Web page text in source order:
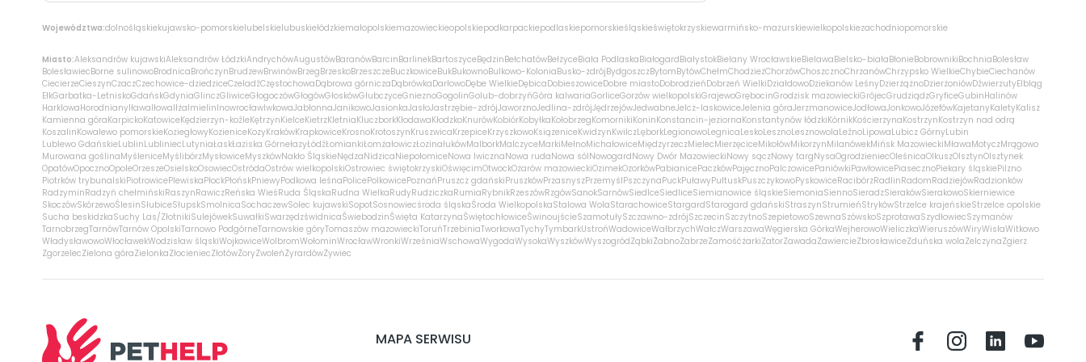
Województwa:dolnośląskiekujawsko-pomorskielubelskielubuskiełódzkiemałopolskiemazowieckieopolskiepodkarpackiepodlaskiepomorskieśląskieświętokrzyskiewarmińsko-mazurskiewielkopolskiezachodniopomorskie
Miasto:Aleksandrów kujawskiAleksandrów ŁódzkiAndrychówAugustówBaranówBarcinBarlinekBartoszyceBędzinBełchatówBełżyceBiała PodlaskaBiałogardBiałystokBielany WrocławskieBielawaBielsko-białaBłonieBobrownikiBochniaBolesław
BolesławiecBorne sulinowoBrodnicaBrończynBrudzewBrwinówBrzegBrzeskoBrzeszczeBuczkowiceBukBukownoBulkowo-KoloniaBusko-zdrójBydgoszczBytomBytówChełmChodzieżChorzówChoszcznoChrzanówChrzypsko WielkieChybieCiechanów
CiecierzeCieszynCzaczCzechowice-dziedziceCzeladźCzęstochowaDąbrowa górniczaDąbrówkaDarłowoDębe WielkieDębicaDobieszowiceDobre miastoDobrodzieńDobrzeń WielkiDziałdowoDziekanów LeśnyDzierżążnoDzierżoniówDźwierzutyElbląg
EłkGarbatka-LetniskoGdańskGdyniaGlinczGliwiceGłogoczówGłogówGłoskówGłubczyceGnieznoGogolinGolub-dobrzyńGóra kalwariaGorliceGorzów wielkopolskiGrajewoGrębocinGrodzisk mazowieckiGrójecGrudziądzGryficeGubinHalinów
HarklowaHorodnianyIławaIłowaIłżaImielinInowrocławIwkowaJabłonnaJanikowoJasionkaJasłoJastrzębie-zdrójJaworznoJedlina-zdrójJędrzejówJedwabneJelcz-laskowiceJelenia góraJerzmanowiceJodłowaJonkowoJózefówKajetanyKaletyKalisz
Kamienna góraKarpickoKatowiceKędzierzyn-koźleKętrzynKielceKietrzKletniaKluczborkKłodawaKłodzkoKnurówKobiórKobyłkaKołobrzegKomornikiKoninKonstancin-jeziornaKonstantynów łódzkiKórnikKościerzynaKostrzynKostrzyn nad odrą
KoszalinKowalewo pomorskieKoziegłowyKozieniceKozyKrakówKrapkowiceKrosnoKrotoszynKruszwicaKrzepiceKrzyszkowoKsiążeniceKwidzynKwilczLęborkLegionowoLegnicaLeskoLesznoLesznowolaLeźnoLipowaLubicz GórnyLubin
Lublewo GdańskieLublinLubliniecLutyniaŁaskŁaziska GórnełazyŁódźŁomiankiŁomżałowiczŁozinałukówMalborkMalczyceMarkiMełnoMichałowiceMiędzyrzeczMielecMierzęciceMikołówMikorzynMilanówekMińsk MazowieckiMławaMotyczMrągowo
Murowana goślinaMyśleniceMyślibórzMysłowiceMyszkówNakło ŚląskieNędzaNidzicaNiepołomiceNowa IwicznaNowa rudaNowa sólNowogardNowy Dwór MazowieckiNowy sączNowy targNysaOgrodzieniecOleśnicaOlkuszOlsztynOlsztynek
OpatówOpocznoOpoleOrzeszeOsielskoOsowiecOstródaOstrów wielkopolskiOstrowiec świętokrzyskiOświęcimOtwockOżarów mazowieckiOzimekOzorkówPabianicePaczkówPajęcznoPalczowicePaniówkiPawłowicePiasecznoPiekary śląskiePilzno
Piotrków trybunalskiPiotrowicePlewiskaPłockPłońskPniewyPodkowa leśnaPolicePolkowicePoznańPruszcz gdańskiPruszkówPrzasnyszPrzemyślPszczynaPuckPuławyPułtuskPuszczykowoPyskowiceRacibórzRadlinRadomRadziejówRadzionków
RadzyminRadzyń chełmińskiRaszynRawiczReńska WieśRuda ŚląskaRudna WielkaRudyRudziczkaRumiaRybnikRzeszówRzgówSanokSarnówSiedlceSiedliceSiemianowice śląskieSiemoniaSiennoSieradzSierakówSierakowoSkierniewice
SkoczówSkórzewoŚlesinSłubiceSłupskSmolnicaSochaczewSolec kujawskiSopotSosnowiecśroda śląskaŚroda WielkopolskaStalowa WolaStarachowiceStargardStarogard gdańskiStraszynStrumieńStrykówStrzelce krajeńskieStrzelce opolskie
Sucha beskidzkaSuchy Las/ZłotnikiSulejówekSuwałkiSwarzędzświdnicaŚwiebodzinŚwięta KatarzynaŚwiętochłowiceŚwinoujścieSzamotułySzczawno-zdrójSzczecinSzczytnoSzepietowoSzewnaSzówskoSzprotawaSzydłowiecSzymanów
TarnobrzegTarnówTarnów OpolskiTarnowo PodgórneTarnowskie góryTomaszów mazowieckiToruńTrzebiniaTworkowaTychyTymbarkUstrońWadowiceWałbrzychWałczWarszawaWęgierska GórkaWejherowoWieliczkaWieruszówWiryWisłaWitkowo
WładysławowoWłocławekWodzisław śląskiWojkowiceWolbromWołominWrocławWronkiWrześniaWschowaWygodaWysokaWyszkówWyszogródZąbkiŻabnoZabrzeZamośćżarkiZatorZawadaZawiercieZbrosławiceZduńska wolaZelczynaZgierz
ZgorzelecZielona góraZielonkaZłocieniecZłotówŻoryZwoleńŻyrardówŻywiec
MAPA SERWISU